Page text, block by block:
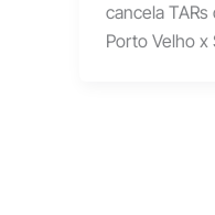
cancela
Porto Velho x